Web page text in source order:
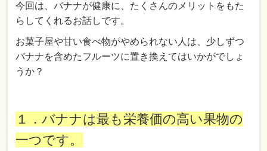
今回は、バナナが健康に、たくさんのメリットをもた
らしてくれるお話しです。
お菓子屋や甘い食べ物がやめられない人は、少しずつ
バナナを含めたフルーツに置き換えてはいかがでしょ
うか？
１．バナナは最も栄養価の高い果物の
一つです。